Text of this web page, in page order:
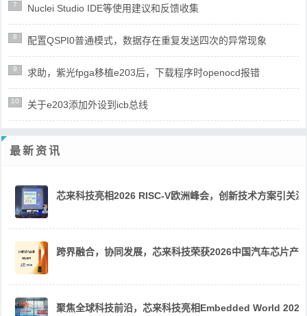
7 Nuclei Studio IDE等使用建议和反馈收集
8 配置QSPI0普通模式，数据存在重复发送四次的异常现象
9 求助，紫光fpga移植e203后，下载程序时openocd报错
10 关于e203添加外设到icb总线
最新资讯
芯来科技亮相2026 RISC-V欧洲峰会，创新技术方案引关注
跨界融合，协同发展，芯来科技荣获2026中国汽车芯片产
聚焦全球科技前沿，芯来科技亮相Embedded World 2026